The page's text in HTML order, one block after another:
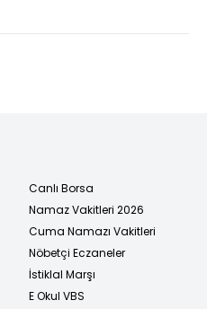
Canlı Borsa
Namaz Vakitleri 2026
Cuma Namazı Vakitleri
Nöbetçi Eczaneler
İstiklal Marşı
E Okul VBS